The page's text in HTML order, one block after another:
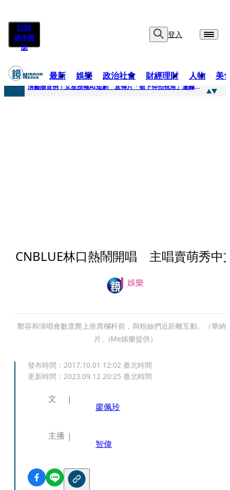
訂閱
紙本雜
誌
登入
最新 娛樂 政治社會 財經理財 人物 美
快訊
演藝圈首例！女星授權AI短劇 宣傳片「裙下仰拍視角」遭轟擦邊：自降身價
CNBLUE林口熱鬧開唱 主唱賣萌秀中
娛樂
鄭容和演唱會數度爬上坐席欄杆前，與粉絲們近距離互動。（華納
片、iMe娛樂提供）
發布時間： 2017.10.01 12:02 臺北時間
更新時間： 2023.09.12 20:25 臺北時間
文
廖佩玲
主播
智偉